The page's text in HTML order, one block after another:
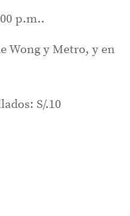
p.m..
Wong y Metro, y en
S/.10